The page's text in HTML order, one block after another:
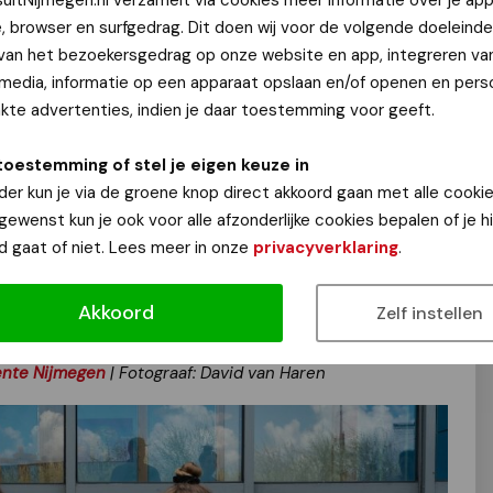
browser en surfgedrag. Dit doen wij voor de volgende
het bezoekersgedrag op onze website en app, integreren
informatie op een apparaat opslaan en/of openen en
advertenties, indien je daar toestemming voor geeft.
of stel je eigen keuze in
kun je via de groene knop direct akkoord gaan met alle
kun je ook voor alle afzonderlijke cookies bepalen of je
gaat of niet. Lees meer in onze privacyverklaring.
Akkoord Zelf instellen
van Haren
helpen. Op 15 en 16 november zijn er weergratis
van een plek op de lijst? Kijk dan snel voor meer info op
2024
met tegels. Regenwater kan hier niet doorheen. En
het regenwater direct het riool in wat het riool
goed gebruiken als het langere tijd droog is. Als de
in de bodem en vult dat het grondwater aan. Vlinders,
tuin nodig om te overleven in de stad. Doe jij mee door
voor groen? Dan haalt de gemeente gratis je tegels op.
Nijmegen | Fotograaf: David van Haren